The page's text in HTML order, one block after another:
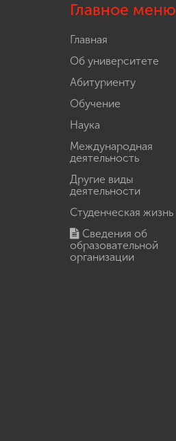
Главное меню
Главная
Об университете
Абитуриенту
Обучение
Наука
Международная
деятельность
Другие виды
деятельности
Студенческая жизнь
Сведения об
образовательной
организации